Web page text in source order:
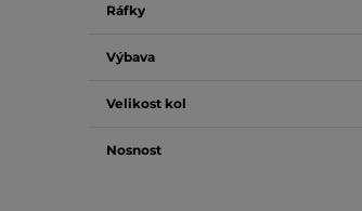
Ráfky
Výbava
Velikost kol
Nosnost